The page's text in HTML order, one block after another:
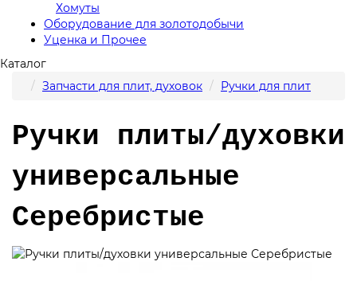
Хомуты
Оборудование для золотодобычи
Уценка и Прочее
Каталог
Запчасти для плит, духовок
Ручки для плит
Ручки плиты/духовки
универсальные
Серебристые